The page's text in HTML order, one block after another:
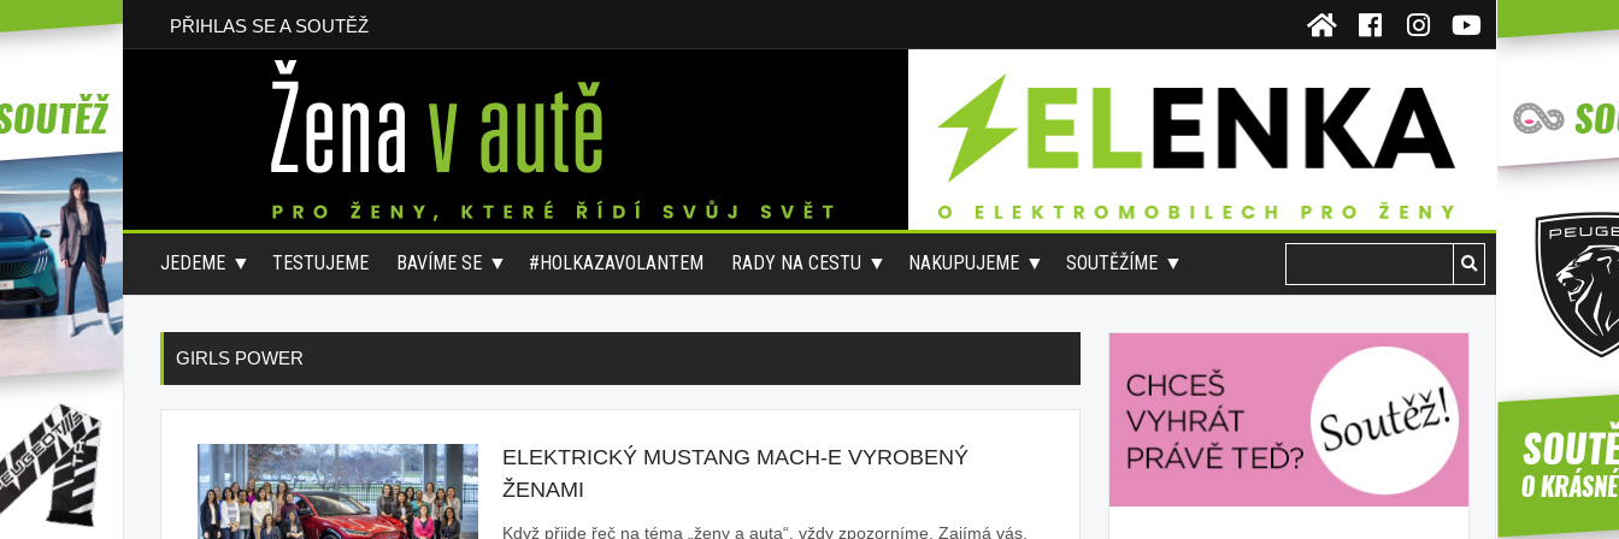
PŘIHLAS SE A SOUTĚŽ
JEDEME TESTUJEME BAVÍME SE #HOLKAZAVOLANTEM RADY NA CESTU NAKUPUJEME SOUTĚŽÍME
GIRLS POWER
ELEKTRICKÝ MUSTANG MACH-E VYROBENÝ
ŽENAMI
Když přijde řeč na téma „ženy a auta“, vždy zpozorníme. Zajímá vás,